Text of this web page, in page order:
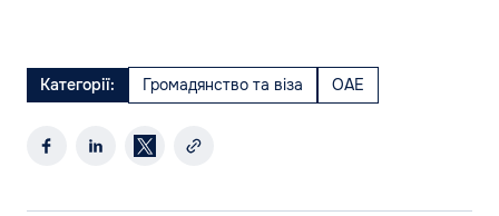
Категорії: Громадянство та віза ОАЕ